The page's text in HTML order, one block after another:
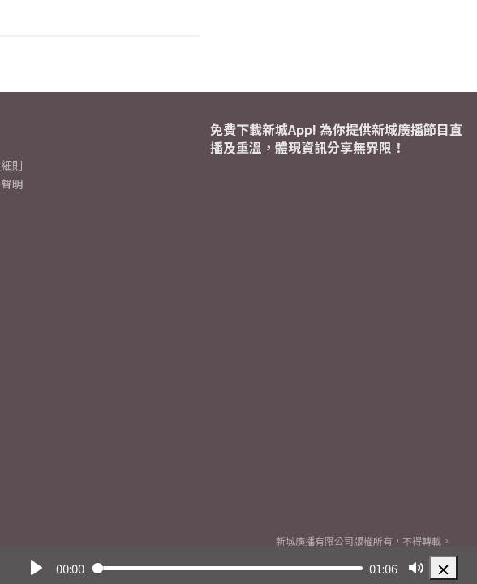
00:00 01:06
則
明
免費下載新城App! 為你提供新城廣播節目直
播及重溫，體現資訊分享無界限！
新城廣播有限公司版權所有，不得轉載。
2026© Metro Broadcast Corporation Limited. All rights reserved.